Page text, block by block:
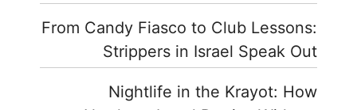
From Candy Fiasco to Club Lessons:
Strippers in Israel Speak Out
Nightlife in the Krayot: How